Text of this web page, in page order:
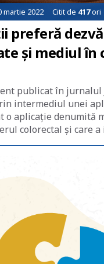
martie 2022 Citit de 417ori
preferă
și mediul
publicat în
intermediul unei
o aplicație denumită
colorectal și care